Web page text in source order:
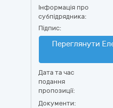
Інформація про
субпідрядника:
Підпис:
Переглянути
Дата та час
подання
пропозиції:
Документи: